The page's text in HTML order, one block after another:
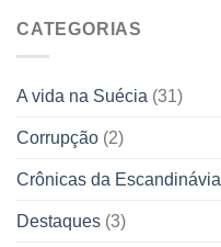
CATEGORIAS
A vida na Suécia (31)
Corrupção (2)
Crônicas da Escandinávia
Destaques (3)